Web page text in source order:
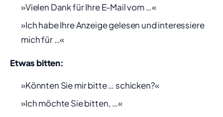
»Vielen Dank für Ihre E-Mail vom …«
»Ich habe Ihre Anzeige gelesen und interessiere
mich für …«
Etwas bitten:
»Könnten Sie mir bitte … schicken?«
»Ich möchte Sie bitten, …«